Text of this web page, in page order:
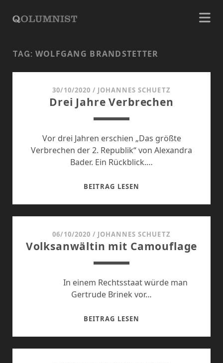
TAG: WOLFGANG BRANDSTETTER
30/10/2020 / JOHANNES SCHUETZ
Drei Jahre Verbrechen
Vor drei Jahren erschien „Das größte
Verbrechen der 2. Republik“ von Alexandra
Bader. Ein Rückblick.…
BEITRAG LESEN
06/10/2020 / JOHANNES SCHUETZ
Volksanwältin mit Camouflage
In einem Rechtsstaat würde man
Gertrude Brinek vor…
BEITRAG LESEN